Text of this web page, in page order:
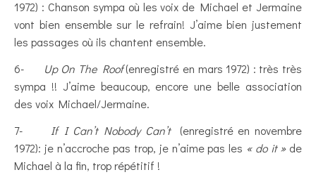
1972) : Chanson sympa où les voix de Michael et Jermaine
vont bien ensemble sur le refrain! J’aime bien justement
les passages où ils chantent ensemble.
6-
Up On The Roof(enregistré en mars 1972) : très très
sympa !! J’aime beaucoup, encore une belle association
des voix Michael/Jermaine.
7- If I Can’t Nobody Can’t (enregistré en novembre
1972): je n’accroche pas trop, je n’aime pas les « do it »de
Michael à la fin, trop répétitif !